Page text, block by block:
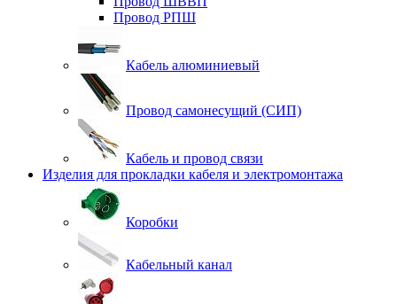
Провод РПШ
Кабель алюминиевый
Провод самонесущий (СИП)
Кабель и провод связи
Изделия для прокладки кабеля и электромонтажа
Коробки
Кабельный канал